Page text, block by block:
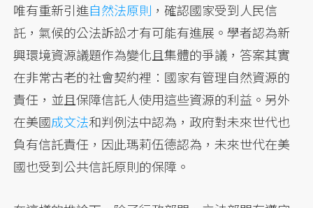
唯有重新引進自然法原則 ，確認國家受到人民信
託，氣候的公法訴訟才有可能有進展。學者認為新
興環境資源議題作為變化且集體的爭議，答案其實
在非常古老的社會契約裡：國家有管理自然資源的
責任，並且保障信託人使用這些資源的利益。另外
在美國成文法和判例法中認為，政府對未來世代也
負有信託責任，因此瑪莉伍德認為，未來世代在美
國也受到公共信託原則的保障。